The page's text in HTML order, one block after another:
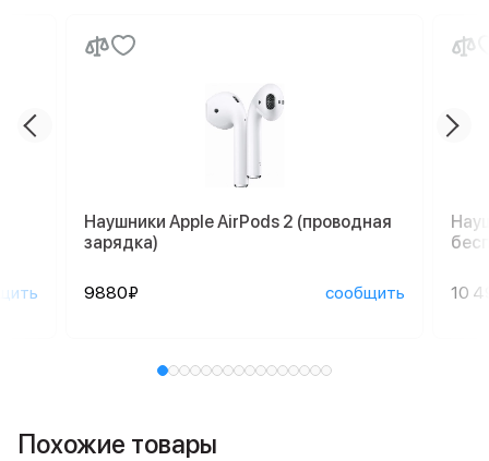
Наушники Apple AirPods 2 (проводная
зарядка)
9880₽ сообщить 10
Похожие товары